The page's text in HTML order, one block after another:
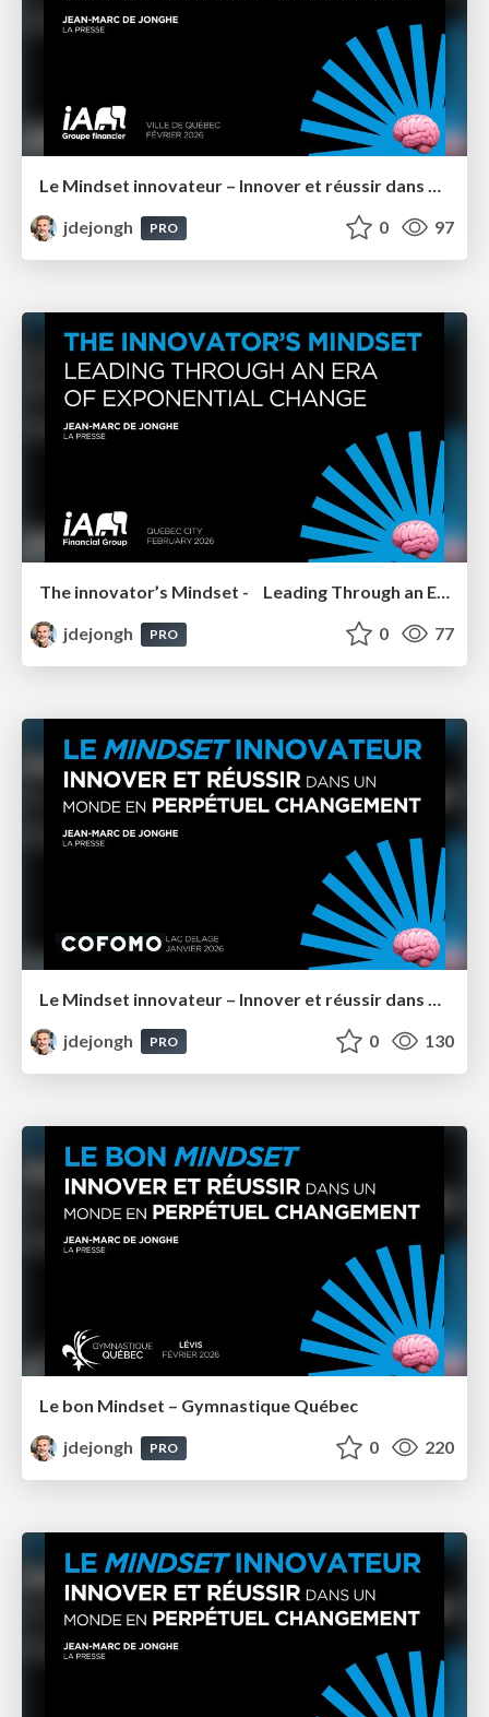
Le Mindset innovateur – Innover et réussir dans un monde en perpétuel changement – IA Groupe Financier
jdejongh
PRO 0 97
The innovator’s Mindset - Leading Through an Era of Exponential Change - IA Financial Group 2026
jdejongh
PRO 0 77
jdejongh
PRO 0 130
Le bon Mindset – Gymnastique Québec
jdejongh
PRO 0 220